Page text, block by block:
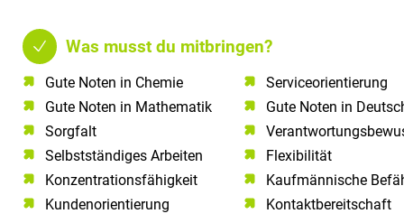
Was musst du mitbringen?
Gute Noten in Chemie​
Gute Noten in Mathematik​
Sorgfalt​
Selbstständiges Arbeiten​
Konzentrationsfähigkeit​
Kundenorientierung​
Serviceorientierung​
Gute Noten in
Flexibilität
Kaufmännische
Kontaktbereitschaft